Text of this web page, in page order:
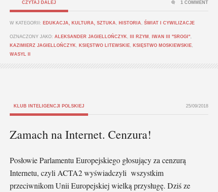
CZYTAJ DALEJ
W KATEGORII: EDUKACJA, KULTURA, SZTUKA HISTORIA ŚWIAT I CYWILIZACJE
OZNACZONY JAKO: ALEKSANDER JAGIELLOŃCZYK III RZYM IWAN III "SROGI"
KAZIMIERZ JAGIELLOŃCZYK
KSIĘSTWO LITEWSKIE KSIĘSTWO MOSKIEWSKIE
WASYL II
1 COMMENT
KLUB INTELIGENCJI POLSKIEJ 25/09/2018
Zamach na Internet. Cenzura!
Posłowie Parlamentu Europejskiego głosujący za cenzurą
Internetu, czyli ACTA2 wyświadczyli wszystkim
przeciwnikom Unii Europejskiej wielką przysługę. Dziś ze